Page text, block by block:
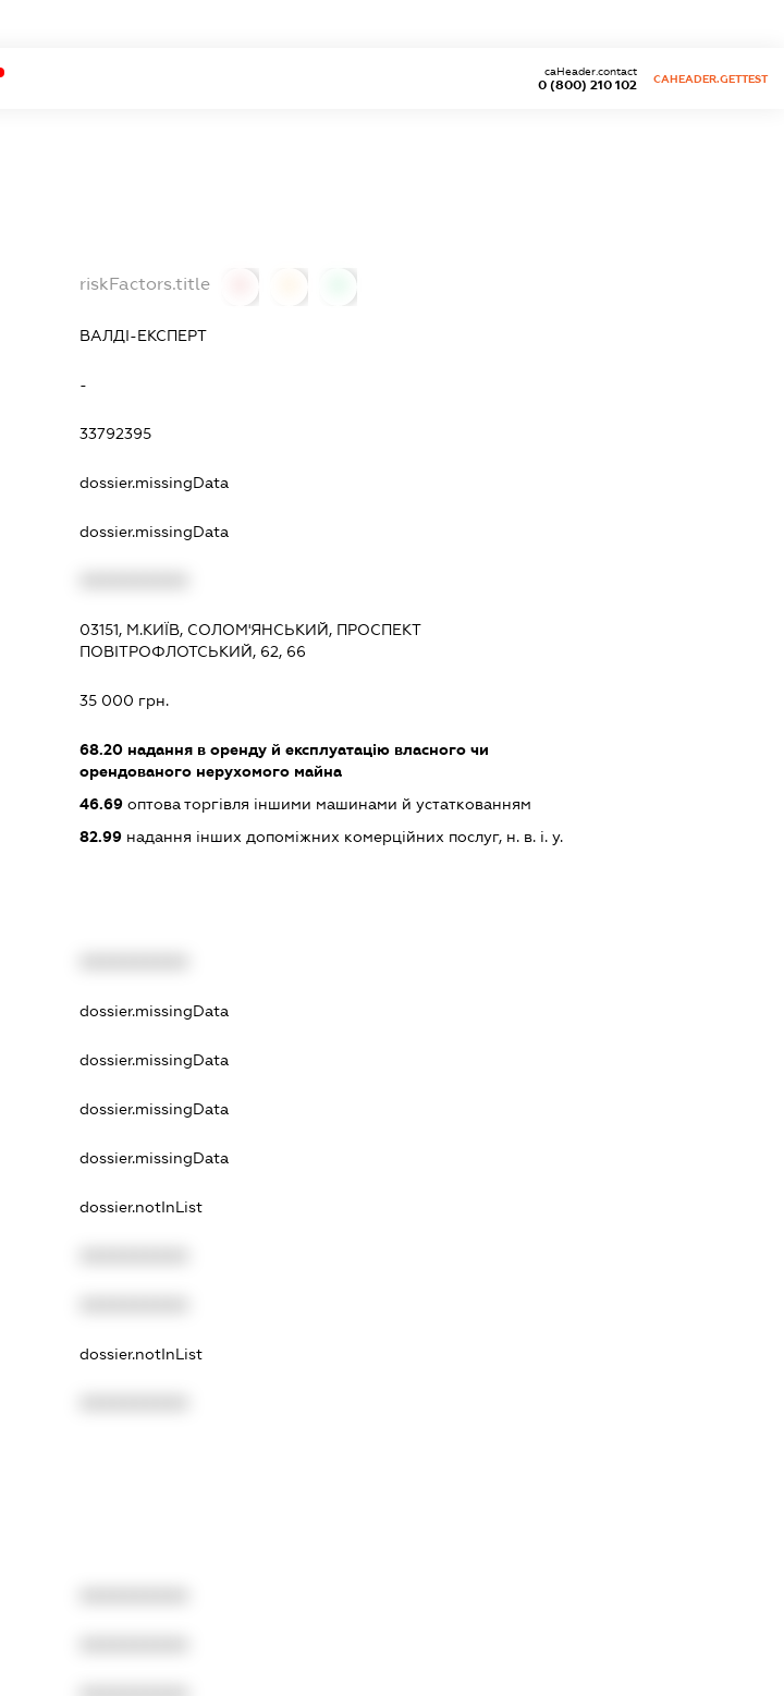
0 (800) 210 102
caHeader.contact
CAHEADER.GETTEST
riskFactors.title
ВАЛДІ-ЕКСПЕРТ
-
33792395
dossier.missingData
dossier.missingData
03151, М.КИЇВ, СОЛОМ'ЯНСЬКИЙ, ПРОСПЕКТ
ПОВІТРОФЛОТСЬКИЙ, 62, 66
35 000 грн.
68.20 надання в оренду й експлуатацію власного чи
орендованого нерухомого майна
46.69 оптова торгівля іншими машинами й устаткованням
82.99 надання інших допоміжних комерційних послуг, н. в. і. у.
dossier.missingData
dossier.missingData
dossier.missingData
dossier.missingData
dossier.notInList
dossier.notInList